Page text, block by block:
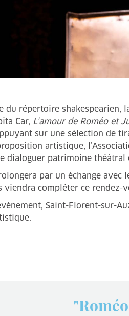
du répertoire shakespearien,
Car, L’amour de Roméo et
sur une sélection de
artistique,
dialoguer patrimoine
par un échange
viendra compléter ce rendez-
Saint-Florent-sur-